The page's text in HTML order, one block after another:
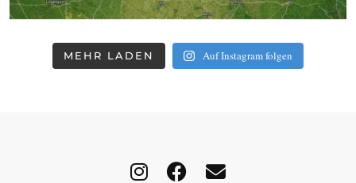
MEHR LADEN Auf Instagram folgen